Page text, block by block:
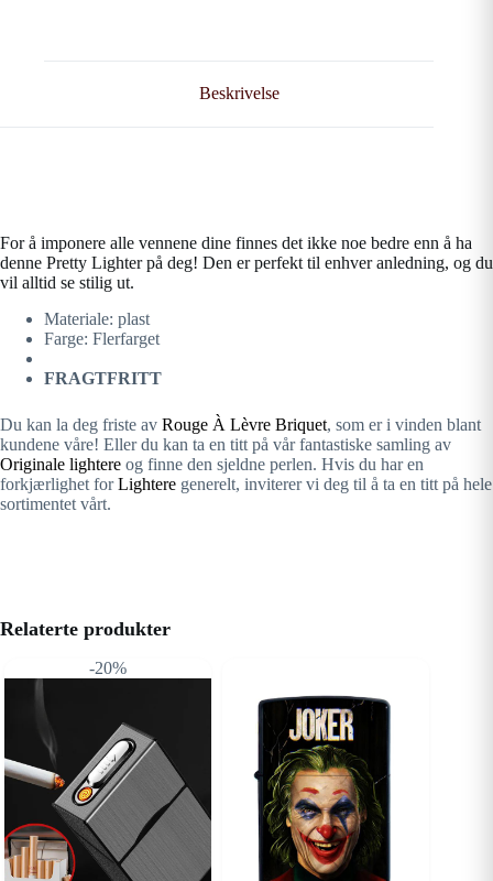
Beskrivelse
For å imponere alle vennene dine finnes det ikke noe bedre enn å ha
denne Pretty Lighter på deg! Den er perfekt til enhver anledning, og du
vil alltid se stilig ut.
Materiale: plast
Farge: Flerfarget
FRAGTFRITT
Du kan la deg friste av Rouge À Lèvre Briquet, som er i vinden blant
kundene våre! Eller du kan ta en titt på vår fantastiske samling av
Originale lightere og finne den sjeldne perlen. Hvis du har en
forkjærlighet forLightere generelt, inviterer vi deg til å ta en titt på hele
sortimentet vårt.
Relaterte produkter
-20%